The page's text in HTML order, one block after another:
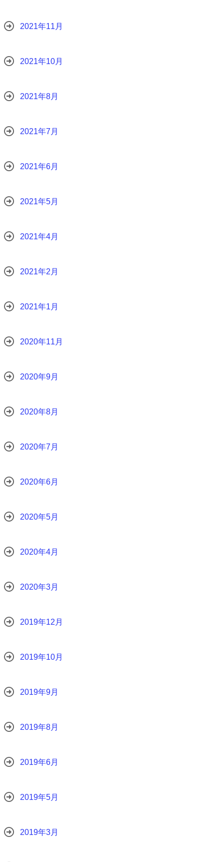
2021年11月
2021年10月
2021年8月
2021年7月
2021年6月
2021年5月
2021年4月
2021年2月
2021年1月
2020年11月
2020年9月
2020年8月
2020年7月
2020年6月
2020年5月
2020年4月
2020年3月
2019年12月
2019年10月
2019年9月
2019年8月
2019年6月
2019年5月
2019年3月